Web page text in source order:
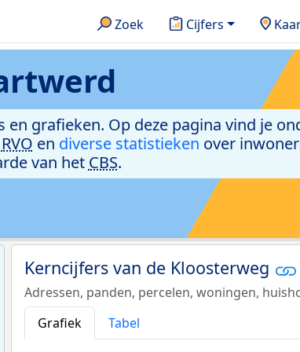
Zoek Cijfers
grafieken. Op deze pagina vind je
RVO en diverse statistieken over
van het CBS.
Kerncijfers van de Kloosterweg
Adressen, panden, percelen, woningen,
Grafiek
Tabel